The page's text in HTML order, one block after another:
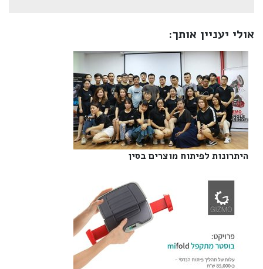
אולי יעניין אותך:
היתרונות לפיתוח מוצרים בסין‎